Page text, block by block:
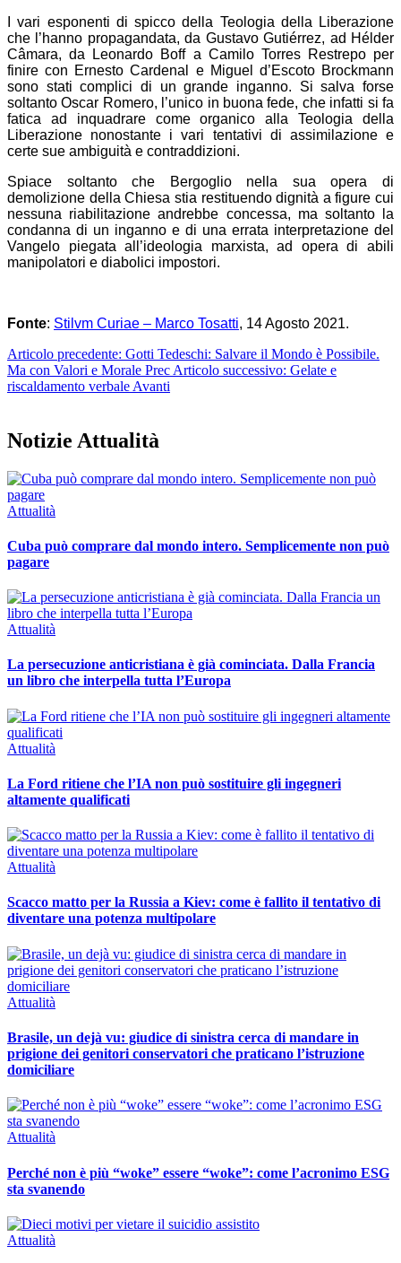
I vari esponenti di spicco della Teologia della Liberazione
che l’hanno propagandata, da Gustavo Gutiérrez, ad Hélder
Câmara, da Leonardo Boff a Camilo Torres Restrepo per
finire con Ernesto Cardenal e Miguel d’Escoto Brockmann
sono stati complici di un grande inganno. Si salva forse
soltanto Oscar Romero, l’unico in buona fede, che infatti si fa
fatica ad inquadrare come organico alla Teologia della
Liberazione nonostante i vari tentativi di assimilazione e
certe sue ambiguità e contraddizioni.
Spiace soltanto che Bergoglio nella sua opera di
demolizione della Chiesa stia restituendo dignità a figure cui
nessuna riabilitazione andrebbe concessa, ma soltanto la
condanna di un inganno e di una errata interpretazione del
Vangelo piegata all’ideologia marxista, ad opera di abili
manipolatori e diabolici impostori.
Fonte: Stilvm Curiae – Marco Tosatti, 14 Agosto 2021.
Articolo precedente: Gotti Tedeschi: Salvare il Mondo è Possibile.
Ma con Valori e Morale Prec Articolo successivo: Gelate e
riscaldamento verbale Avanti
Notizie Attualità
Attualità
Cuba può comprare dal mondo intero. Semplicemente non può
pagare
Attualità
La persecuzione anticristiana è già cominciata. Dalla Francia
un libro che interpella tutta l’Europa
Attualità
La Ford ritiene che l’IA non può sostituire gli ingegneri
altamente qualificati
Attualità
Scacco matto per la Russia a Kiev: come è fallito il tentativo di
diventare una potenza multipolare
Attualità
Brasile, un dejà vu: giudice di sinistra cerca di mandare in
prigione dei genitori conservatori che praticano l’istruzione
domiciliare
Attualità
Perché non è più “woke” essere “woke”: come l’acronimo ESG
sta svanendo
Attualità